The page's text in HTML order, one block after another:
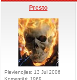
Presto
Pievienojies: 13 Jul 2006
Komentāri: 1969